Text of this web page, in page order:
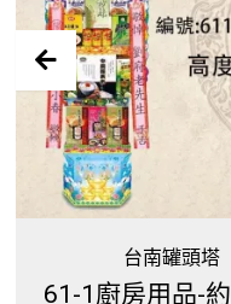
苗栗罐頭塔
611罐頭塔